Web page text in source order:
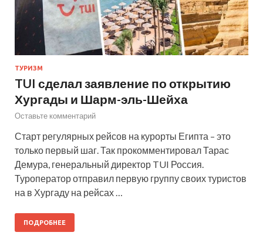
ТУРИЗМ
TUI сделал заявление по открытию
Хургады и Шарм-эль-Шейха
Оставьте комментарий
Старт регулярных рейсов на курорты Египта – это
только первый шаг. Так прокомментировал Тарас
Демура, генеральный директор TUI Россия.
Туроператор отправил первую группу своих туристов
на в Хургаду на рейсах …
ПОДРОБНЕЕ